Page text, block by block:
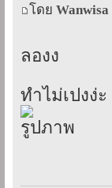
โดย Wanwisa
ลองง
ทำไม่เปงง่ะ